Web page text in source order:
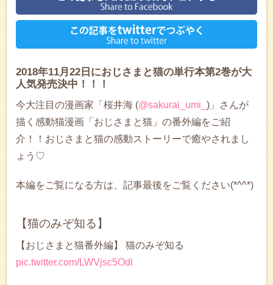
2018年11月22日におじさまと猫の単行本第2巻が大
人気発売決中！！！
今大注目の漫画家「桜井海 (@sakurai_umi_ )」さんが
描く感動猫漫画「おじさまと猫」の番外編をご紹
介！！おじさまと猫の感動ストーリーで癒やされまし
ょう♡
本編をご覧になる方は、記事最後をご覧ください(*^^*)
【猫のみぞ知る】
【おじさまと猫番外編】 猫のみぞ知る
pic.twitter.com/LWVjsc5Odl